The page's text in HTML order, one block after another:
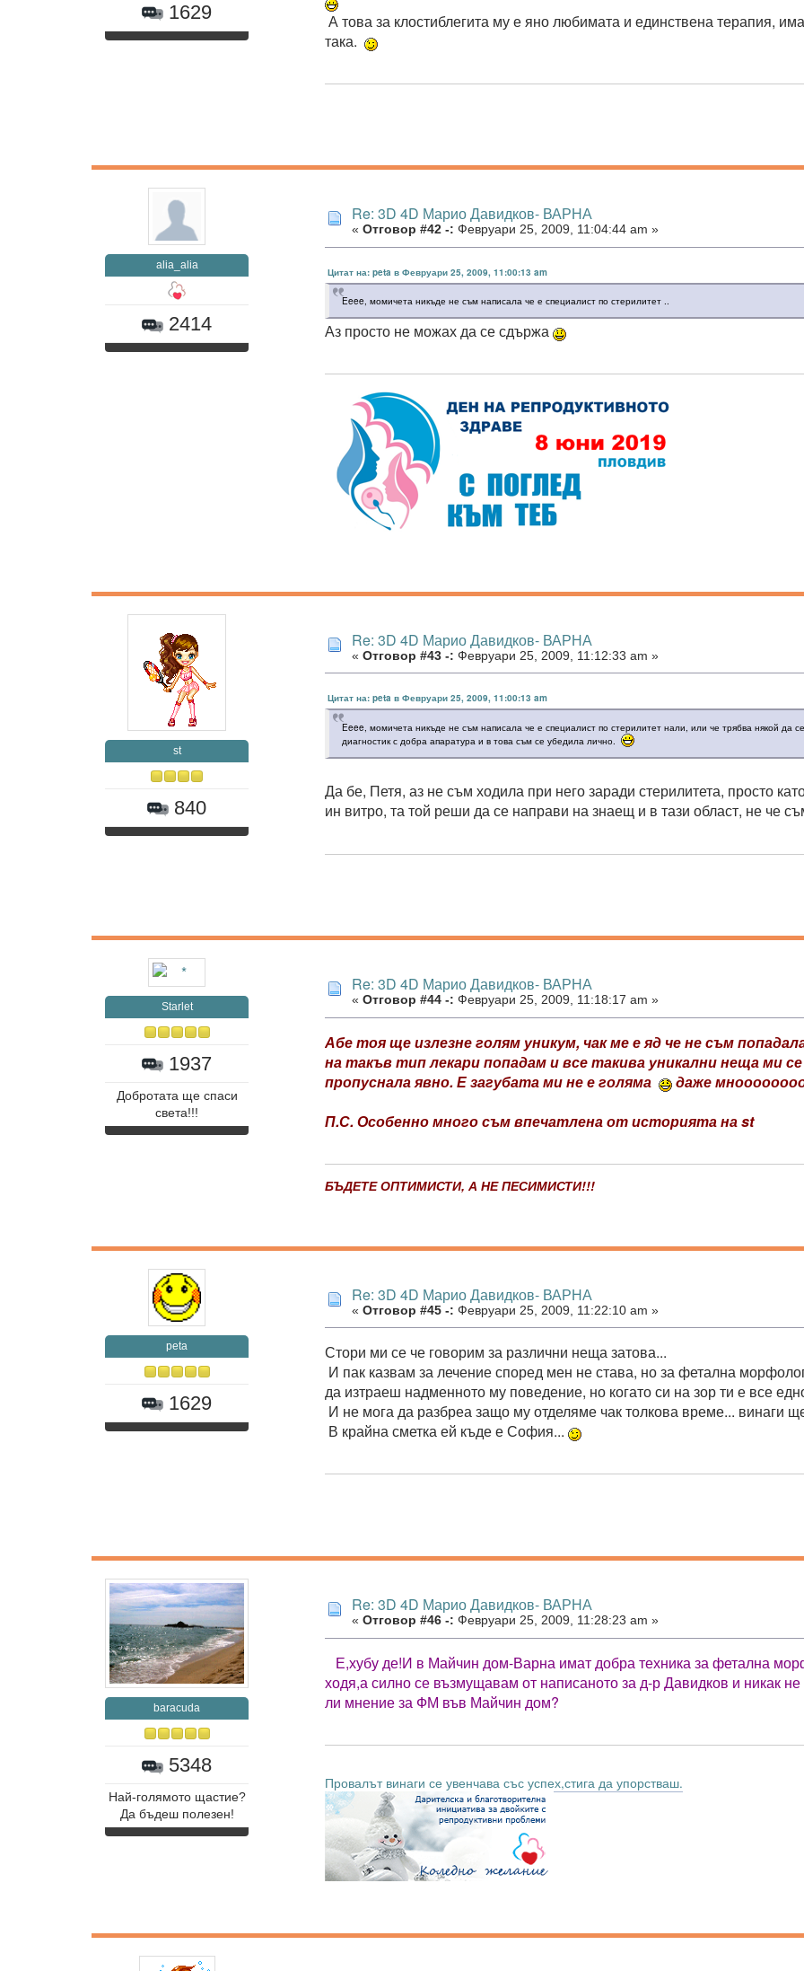
1629
А това за клостиблегита му е яно любимата и единствена терапия,
така.
alia_alia
2414
Re: 3D 4D Марио Давидков- ВАРНА
« Отговор #42 -: Февруари 25, 2009, 11:04:44 am »
Цитат на: peta в Февруари 25, 2009, 11:00:13 am
Eeee, момичета никъде не съм написала че е специалист по стерилитет ..
Аз просто не можах да се сдържа
st
840
Re: 3D 4D Марио Давидков- ВАРНА
« Отговор #43 -: Февруари 25, 2009, 11:12:33 am »
Цитат на: peta в Февруари 25, 2009, 11:00:13 am
Eeee, момичета никъде не съм написала че е специалист по стерилитет нали, или че трябва някой да
диагностик с добра апаратура и в това съм се убедила лично.
Да бе, Петя, аз не съм ходила при него заради стерилитета, просто
ин витро, та той реши да се направи на знаещ и в тази област, не че
Starlet
1937
Добротата ще спаси
света!!!
Re: 3D 4D Марио Давидков- ВАРНА
« Отговор #44 -: Февруари 25, 2009, 11:18:17 am »
Абе тоя ще излезне голям уникум, чак ме е яд че не съм
на такъв тип лекари попадам и все такива уникални неща ми
пропуснала явно. Е загубата ми не е голяма
даже
П.С. Особенно много съм впечатлена от историята на st
БЪДЕТЕ ОПТИМИСТИ, А НЕ ПЕСИМИСТИ!!!
peta
1629
Re: 3D 4D Марио Давидков- ВАРНА
« Отговор #45 -: Февруари 25, 2009, 11:22:10 am »
Стори ми се че говорим за различни неща затова...
И пак казвам за лечение според мен не става, но за фетална
да изтраеш надменното му поведение, но когато си на зор ти е все
И не мога да разбреа защо му отделяме чак толкова време... винаги
В крайна сметка ей къде е София...
baracuda
5348
Най-голямото щастие?
Да бъдеш полезен!
Re: 3D 4D Марио Давидков- ВАРНА
« Отговор #46 -: Февруари 25, 2009, 11:28:23 am »
Е,хубу де!И в Майчин дом-Варна имат добра техника за фетална
ходя,а силно се възмущавам от написаното за д-р Давидков и никак
ли мнение за ФМ във Майчин дом?
Провалът винаги се увенчава със успех,стига да упорстваш.